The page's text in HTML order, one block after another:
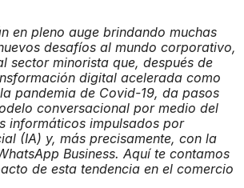
en pleno auge brindando muchas
desafíos al mundo corporativo,
sector minorista que, después de
digital acelerada como
pandemia de Covid-19, da pasos
conversacional por medio del
informáticos impulsados por
(IA) y, más precisamente, con la
Business. Aquí te contamos
de esta tendencia en el comercio